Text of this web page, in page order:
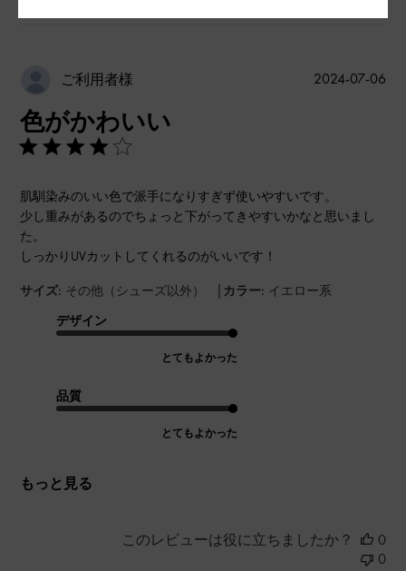
ご利用者様
色がかわいい
肌馴染みのいい色で派手になりすぎず使いやすいです。
少し重みがあるのでちょっと下がってきやすいかなと思いまし
た。
しっかりUVカットしてくれるのがいいです！
サイズ: その他（シューズ以外） | カラー: イエロー系
デザイン
とてもよかった
品質
とてもよかった
もっと見る
公
2024-07-06
このレビューは役に立ちましたか？
0
0